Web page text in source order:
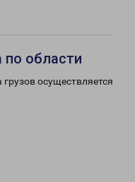
по области
осуществляется